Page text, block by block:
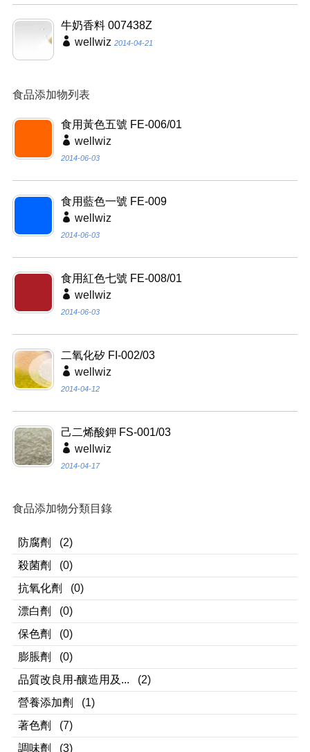
牛奶香料 007438Z
wellwiz 2014-04-21
食品添加物列表
食用黃色五號 FE-006/01
wellwiz
2014-06-03
食用藍色一號 FE-009
wellwiz
2014-06-03
食用紅色七號 FE-008/01
wellwiz
2014-06-03
二氧化矽 FI-002/03
wellwiz
2014-04-12
己二烯酸鉀 FS-001/03
wellwiz
2014-04-17
食品添加物分類目錄
防腐劑
(2)
殺菌劑
(0)
抗氧化劑
(0)
漂白劑
(0)
保色劑
(0)
膨脹劑
(0)
品質改良用-釀造用及...
(2)
營養添加劑
(1)
著色劑
(7)
調味劑
(3)